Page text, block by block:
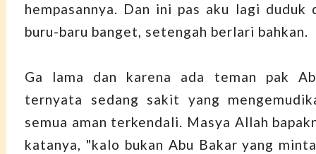
hempasannya. Dan ini pas aku lagi duduk
buru-baru banget, setengah berlari bahkan.
Ga lama dan karena ada teman pak
ternyata sedang sakit yang
semua aman terkendali. Masya Allah
katanya, "kalo bukan Abu Bakar yang